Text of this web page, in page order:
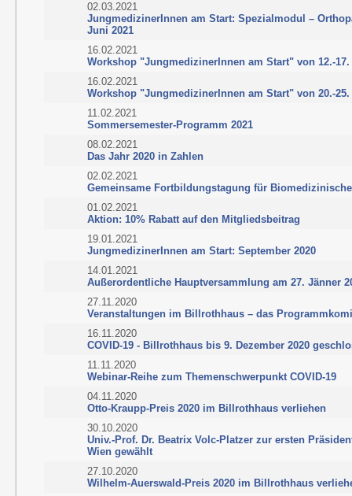
02.03.2021
JungmedizinerInnen am Start: Spezialmodul –
Juni 2021
16.02.2021
Workshop "JungmedizinerInnen am Start" von 12.-
16.02.2021
Workshop "JungmedizinerInnen am Start" von 20.-25.
11.02.2021
Sommersemester-Programm 2021
08.02.2021
Das Jahr 2020 in Zahlen
02.02.2021
Gemeinsame Fortbildungstagung für
01.02.2021
Aktion: 10% Rabatt auf den Mitgliedsbeitrag
19.01.2021
JungmedizinerInnen am Start: September 2020
14.01.2021
Außerordentliche Hauptversammlung am 27. Jänner
27.11.2020
Veranstaltungen im Billrothhaus – das
16.11.2020
COVID-19 - Billrothhaus bis 9. Dezember 2020
11.11.2020
Webinar-Reihe zum Themenschwerpunkt COVID-19
04.11.2020
Otto-Kraupp-Preis 2020 im Billrothhaus verliehen
30.10.2020
Univ.-Prof. Dr. Beatrix Volc-Platzer zur ersten
Wien gewählt
27.10.2020
Wilhelm-Auerswald-Preis 2020 im Billrothhaus